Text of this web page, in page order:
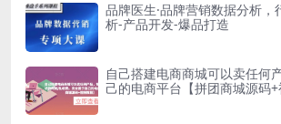
品牌医生·品牌营销数据分析，
析-产品开发-爆品打造
自己搭建电商商城可以卖任何
己的电商平台【拼团商城源码+